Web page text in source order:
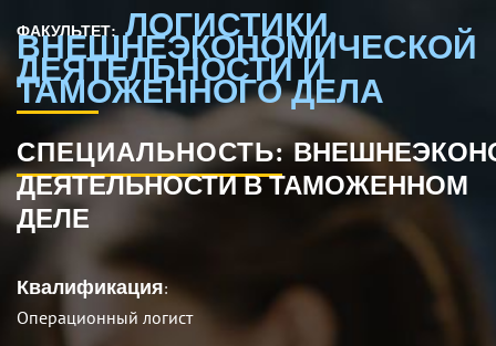
ФАКУЛЬТЕТ: ЛОГИСТИКИ,
ВНЕШНЕЭКОНОМИЧЕСКОЙ
ДЕЯТЕЛЬНОСТИ И
ТАМОЖЕННОГО ДЕЛА
СПЕЦИАЛЬНОСТЬ:
ДЕЯТЕЛЬНОСТИ В ТАМОЖЕННОМ
ДЕЛЕ
Квалификация:
Операционный логист